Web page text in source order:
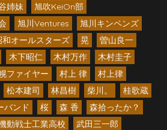
姉妹
旭吹KeiOn部
旭川Ventures
旭川キンペンズ
和オールスターズ 晃
曽山良一
木下昭仁 木村万作
木村圭子
ファイヤー 村上 律
村上律
松本建司 林昌樹 柴川。
桂歌蔵
バンド 桜 森 香
森拾ったか？
動戦士工業高校
武田三一郎